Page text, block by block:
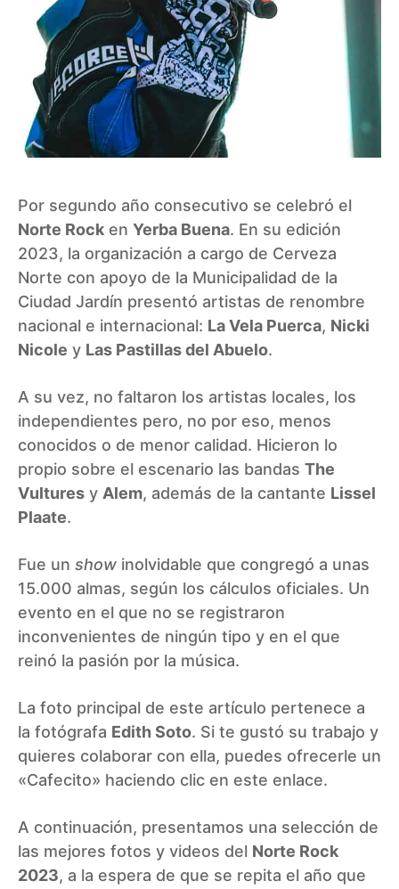
Por segundo año consecutivo se celebró el
Norte Rock en Yerba Buena. En su edición
2023, la organización a cargo de Cerveza
Norte con apoyo de la Municipalidad de la
Ciudad Jardín presentó artistas de renombre
nacional e internacional: La Vela Puerca, Nicki
Nicole y Las Pastillas del Abuelo.
A su vez, no faltaron los artistas locales, los
independientes pero, no por eso, menos
conocidos o de menor calidad. Hicieron lo
propio sobre el escenario las bandas The
Vultures y Alem, además de la cantante Lissel
Plaate.
Fue un show inolvidable que congregó a unas
15.000 almas, según los cálculos oficiales. Un
evento en el que no se registraron
inconvenientes de ningún tipo y en el que
reinó la pasión por la música.
La foto principal de este artículo pertenece a
la fotógrafa Edith Soto. Si te gustó su trabajo y
quieres colaborar con ella, puedes ofrecerle un
«Cafecito» haciendo clic en este enlace.
A continuación, presentamos una selección de
las mejores fotos y videos del Norte Rock
2023, a la espera de que se repita el año que